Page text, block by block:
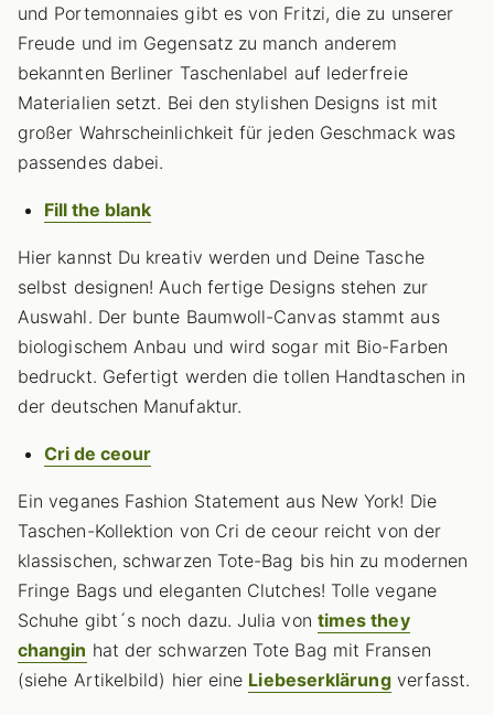
und Portemonnaies gibt es von Fritzi, die zu unserer
Freude und im Gegensatz zu manch anderem
bekannten Berliner Taschenlabel auf lederfreie
Materialien setzt. Bei den stylishen Designs ist mit
großer Wahrscheinlichkeit für jeden Geschmack was
passendes dabei.
Fill the blank
Hier kannst Du kreativ werden und Deine Tasche
selbst designen! Auch fertige Designs stehen zur
Auswahl. Der bunte Baumwoll-Canvas stammt aus
biologischem Anbau und wird sogar mit Bio-Farben
bedruckt. Gefertigt werden die tollen Handtaschen in
der deutschen Manufaktur.
Cri de ceour
Ein veganes Fashion Statement aus New York! Die
Taschen-Kollektion von Cri de ceour reicht von der
klassischen, schwarzen Tote-Bag bis hin zu modernen
Fringe Bags und eleganten Clutches! Tolle vegane
Schuhe gibt´s noch dazu. Julia von times they
changin hat der schwarzen Tote Bag mit Fransen
(siehe Artikelbild) hier eine Liebeserklärungverfasst.